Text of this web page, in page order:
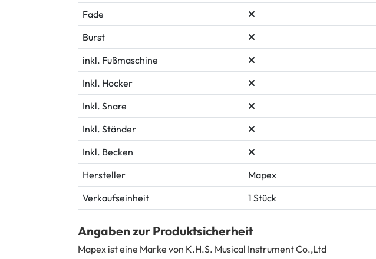
Fade
Burst
inkl. Fußmaschine
Inkl. Hocker
Inkl. Snare
Inkl. Ständer
Inkl. Becken
Hersteller
Mapex
Verkaufseinheit
1 Stück
Angaben zur Produktsicherheit
Mapex ist eine Marke von K.H.S. Musical Instrument Co.,Ltd